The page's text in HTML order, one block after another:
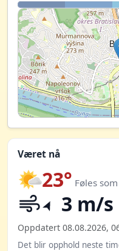
Været nå
23° Føles
3 m/s
Oppdatert 08.08.2026,
Det blir opphold neste